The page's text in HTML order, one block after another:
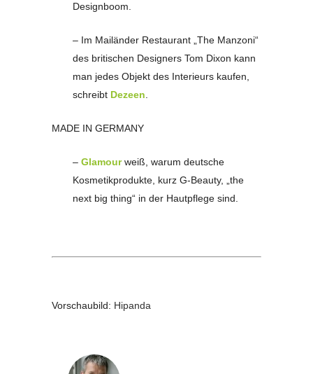
Designboom.
– Im Mailänder Restaurant „The Manzoni“
des britischen Designers Tom Dixon kann
man jedes Objekt des Interieurs kaufen,
schreibt Dezeen
MADE IN GERMANY
– Glamourweiß, warum deutsche
Kosmetikprodukte, kurz G-Beauty, „the
next big thing“ in der Hautpflege sind.
Vorschaubild: Hipanda